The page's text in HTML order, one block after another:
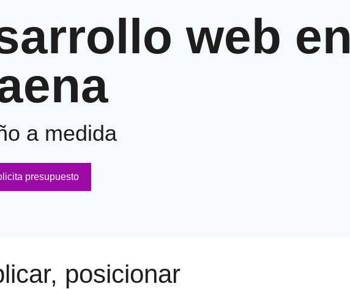
web en
a medida
presupuesto
posicionar